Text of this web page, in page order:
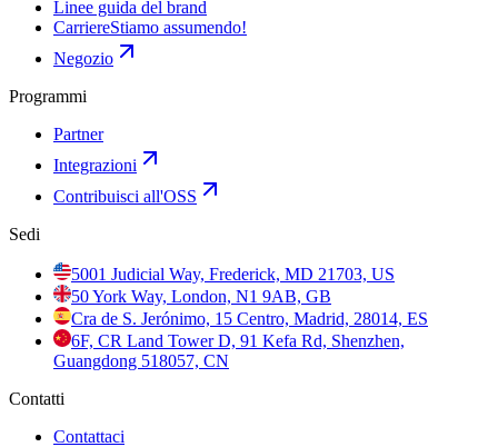
Linee guida del brand
CarriereStiamo assumendo!
Negozio
Programmi
Partner
Integrazioni
Contribuisci all'OSS
Sedi
5001 Judicial Way, Frederick, MD 21703, US
50 York Way, London, N1 9AB, GB
Cra de S. Jerónimo, 15 Centro, Madrid, 28014, ES
6F, CR Land Tower D, 91 Kefa Rd, Shenzhen,
Guangdong 518057, CN
Contatti
Contattaci